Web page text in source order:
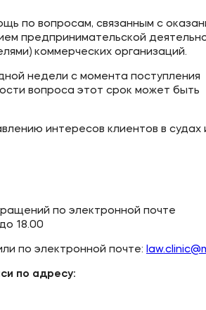
по вопросам, связанным с
предпринимательской
коммерческих организаций.
недели с момента поступления
вопроса этот срок может быть
интересов клиентов в судах
по электронной почте
18.00
по электронной почте:
по адресу: